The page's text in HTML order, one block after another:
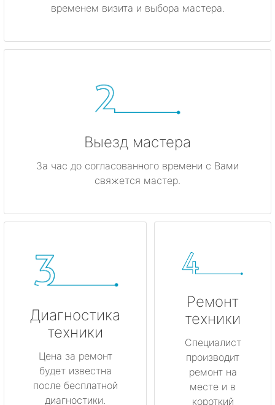
временем визита и выбора мастера.
Выезд мастера
За час до согласованного времени с Вами
свяжется мастер.
Диагностика
техники
Цена за ремонт
будет известна
после бесплатной
диагностики.
Ремонт
техники
Специалист
производит
ремонт на
месте и в
короткий